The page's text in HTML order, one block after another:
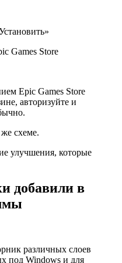
Games Store
Epic Games Store
авторизуйте и
схеме.
улучшения, которые
добавили в
различных слоев
под Windows и для